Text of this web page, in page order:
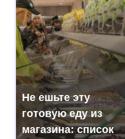
Не ешьте эту
готовую еду из
магазина: список